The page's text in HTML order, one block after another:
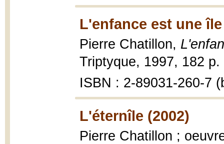
L'enfance est une île
Pierre Chatillon,
Triptyque, 1997, 182
ISBN : 2-89031-260-7
L'éternîle (2002)
Pierre Chatillon ;